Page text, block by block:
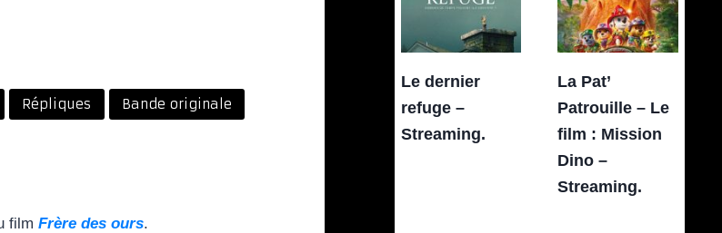
Répliques
Bande originale
film Frère des ours.
Le dernier
refuge –
Streaming.
La Pat’
Patrouille – Le
film : Mission
Dino –
Streaming.